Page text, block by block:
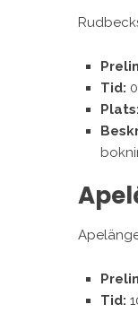
Tid:
Plats:
Tid: